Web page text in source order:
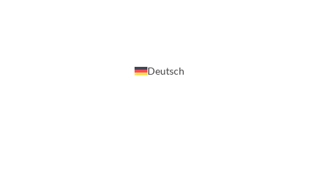
Deutsch